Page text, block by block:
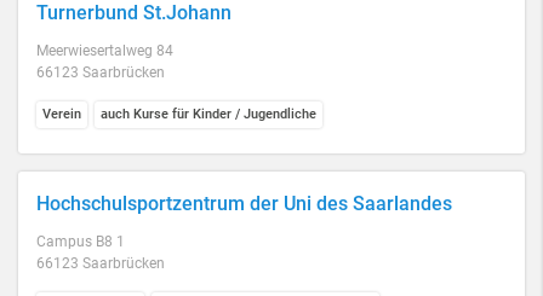
Turnerbund St.Johann
Meerwiesertalweg 84
66123 Saarbrücken
Verein auch Kurse für Kinder / Jugendliche
Hochschulsportzentrum der Uni des Saarlandes
Campus B8 1
66123 Saarbrücken